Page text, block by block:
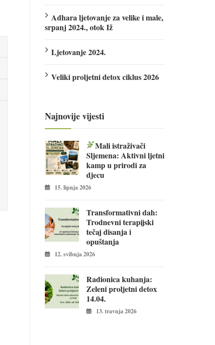
Adhara ljetovanje za velike i male,
srpanj 2024., otok Iž
Ljetovanje 2024.
Veliki proljetni detox ciklus 2026
Najnovije vijesti
Mali istraživači
Sljemena: Aktivni ljetni
kamp u prirodi za
djecu
15. lipnja 2026
Transformativni dah:
Trodnevni terapijski
tečaj disanja i
opuštanja
12. svibnja 2026
Radionica kuhanja:
Zeleni proljetni detox
14.04.
13. travnja 2026